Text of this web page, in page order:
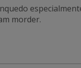
morder.